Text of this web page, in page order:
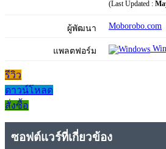
(Last Updated :
ผู้พัฒนา Moborobo.com
แพลตฟอร์ม
รีวิว
ดาวน์โหลด
สั่งซื้อ
ซอฟต์แวร์ที่เกี่ยวข้อง